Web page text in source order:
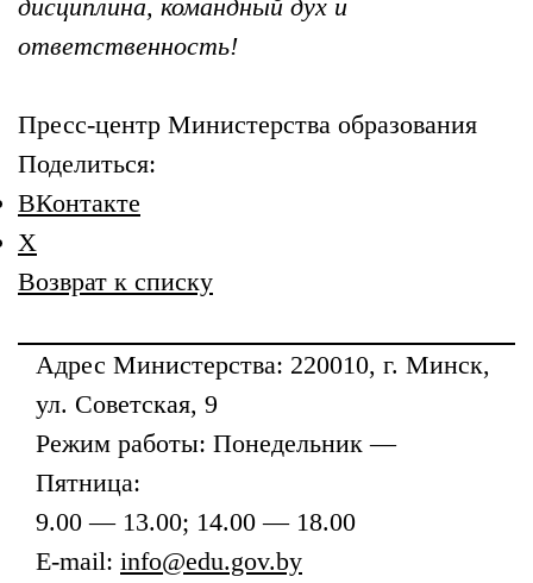
дисциплина, командный дух и
ответственность!
Пресс-центр Министерства образования
Поделиться:
ВКонтакте
X
Возврат к списку
Адрес Министерства: 220010, г. Минск,
ул. Советская, 9
Режим работы: Понедельник —
Пятница:
9.00 — 13.00; 14.00 — 18.00
E-mail: info@edu.gov.by